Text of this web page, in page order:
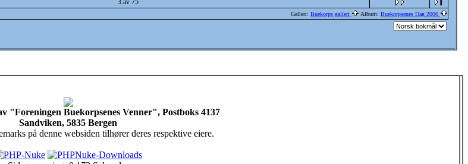
3 av 75
Galleri: Buekorps galleri Album: Buekorpsenes Dag 2006
"Foreningen Buekorpsenes Venner", Postboks 4137
Sandviken, 5835 Bergen
på denne websiden tilhører deres respektive eiere.